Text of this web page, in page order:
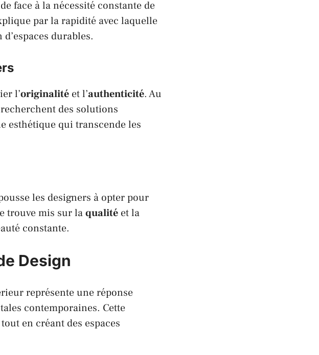
face à la nécessité constante de
par la rapidité avec laquelle
durables.
l’originalité et l’authenticité. Au
des solutions
esthétique qui transcende les
les designers à opter pour
trouve mis sur laqualité et la
constante.
Design
représente une réponse
contemporaines. Cette
en créant des espaces